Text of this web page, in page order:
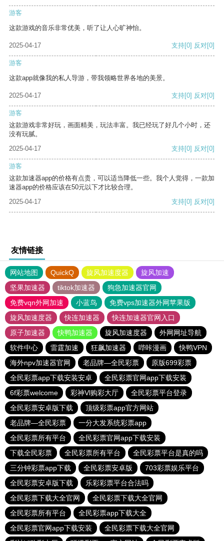
游客
这款游戏的音乐非常优美，听了让人心旷神怡。
2025-04-17 支持[0] 反对[0]
游客
这款app就像我的私人导游，带我领略世界各地的美景。
2025-04-17 支持[0] 反对[0]
游客
这款游戏非常好玩，画面精美，玩法丰富。我已经玩了好几个小时，还
没有玩腻。
2025-04-17
支持[0] 反对[0]
游客
这款加速器app的价格有点贵，可以适当降低一些。我个人觉得，一款加
速器app的价格应该在50元以下才比较合理。
2025-04-17
支持[0] 反对[0]
友情链接
网站地图 QuickQ 旋风加速度器
旋风加速
坚果加速器
tiktok加速器
狗急加速器官网
免费vqn外网加速
小蓝鸟
免费vps加速器外网苹果版
旋风加速度器
快连加速器
快连加速器官网入口
原子加速器
快鸭加速器 旋风加速度器
外网网址导航
软件中心
雷霆加速 狂飙加速器 哔咔漫画
快鸭VPN
海外npv加速器官网
老品牌—全民彩票
原版699彩票
全民彩票app下载安装安卓
全民彩票官网app下载安装
6f彩票welcome
彩神Vl购彩大厅
全民彩票平台登录
全民彩票安卓版下载
顶级彩票app官方网站
老品牌—全民彩票
一分大发系统彩票app
全民彩票所有平台
全民彩票官网app下载安装
下载全民彩票
全民彩票所有平台
全民彩票平台是真的吗
三分钟彩票app下载
全民彩票安卓版
703彩票娱乐平台
全民彩票安卓版下载
乐彩彩票平台合法吗
全民彩票下载大全官网
全民彩票下载大全官网
全民彩票所有平台
全民彩票app下载大全
全民彩票官网app下载安装
全民彩票下载大全官网